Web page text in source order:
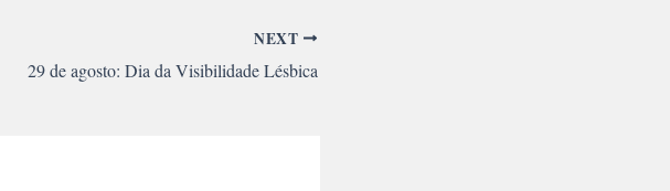
NEXT
29 de agosto: Dia da Visibilidade Lésbica